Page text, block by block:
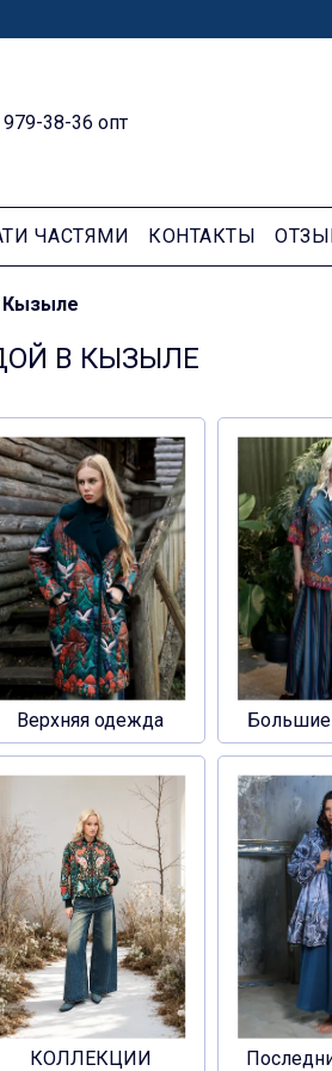
38-36 опт
ЧАСТЯМИ КОНТАКТЫ
Кызыле
В КЫЗЫЛЕ
Верхняя одежда
КОЛЛЕКЦИИ